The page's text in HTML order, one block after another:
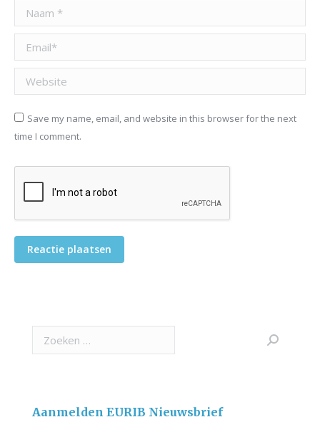
Naam *
Email *
Website
Save my name, email, and website in this browser for the next
time I comment.
Reactie plaatsen
Search:
Aanmelden EURIB Nieuwsbrief